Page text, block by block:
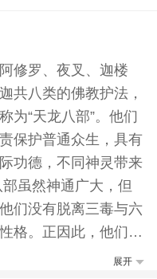
修罗、夜叉、迦楼
共八类的佛教护法，
为“天龙八部”。他们
保护普通众生，具有
功德，不同神灵带来
们没有脱离三毒与六
格。正因此，他们对
灵验、容易让人获得
展开